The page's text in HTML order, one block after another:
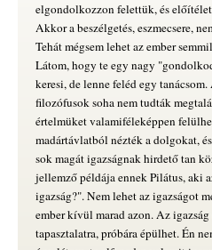
elgondolkozzon felettük, és
Akkor a beszélgetés, eszmecsere,
Tehát mégsem lehet az ember
Látom, hogy te egy nagy
keresi, de lenne feléd egy
filozófusok soha nem tudták
értelmüket valamiféleképpen
madártávlatból nézték a dolgokat,
sok magát igazságnak hirdető tan
jellemző példája ennek Pilátus, aki
igazság?". Nem lehet az igazságot
ember kívül marad azon. Az
tapasztalatra, próbára épülhet. Én